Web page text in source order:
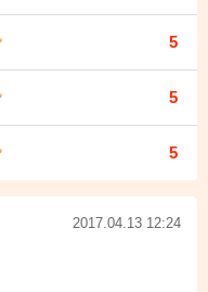
5
5
5
2017.04.13 12:24